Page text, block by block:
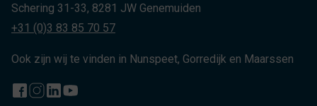
Schering 31-33, 8281 JW Genemuiden
+31 (0)3 83 85 70 57
Ook zijn wij te vinden in Nunspeet, Gorredijk en Maarssen